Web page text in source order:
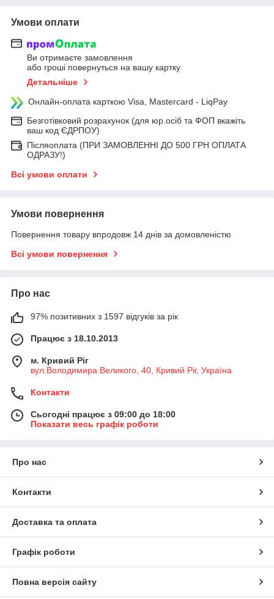
Умови оплати
Ви отримаєте замовлення
або гроші повернуться на вашу картку
Детальніше
Онлайн-оплата карткою Visa, Mastercard - LiqPay
Безготівковий розрахунок (для юр.осіб та ФОП вкажіть
ваш код ЄДРПОУ)
Післяоплата (ПРИ ЗАМОВЛЕННІ ДО 500 ГРН ОПЛАТА
ОДРАЗУ!)
Всі умови оплати
Умови повернення
Повернення товару впродовж 14 днів за домовленістю
Всі умови повернення
Про нас
97% позитивних з 1597 відгуків за рік
Працює з 18.10.2013
м. Кривий Ріг
вул.Володимира Великого, 40, Кривий Ріг, Україна
Контакти
Сьогодні працює з 09:00 до 18:00
Показати весь графік роботи
Про нас
Контакти
Доставка та оплата
Графік роботи
Повна версія сайту